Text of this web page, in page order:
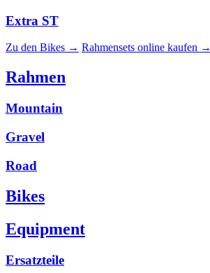
Extra ST
Zu den Bikes → Rahmensets online kaufen →
Rahmen
Mountain
Gravel
Road
Bikes
Equipment
Ersatzteile